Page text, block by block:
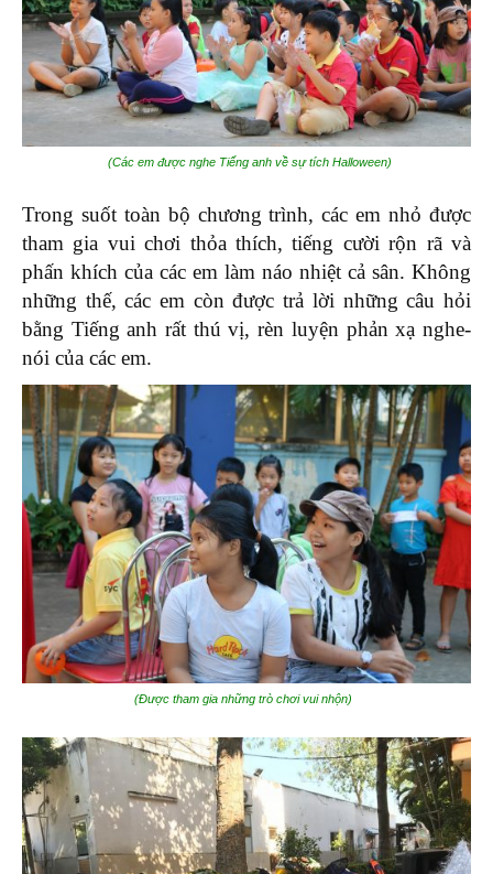
(Các em được nghe Tiếng anh về sự tích Halloween)
Trong suốt toàn bộ chương trình, các em nhỏ được
tham gia vui chơi thỏa thích, tiếng cười rộn rã và
phấn khích của các em làm náo nhiệt cả sân. Không
những thế, các em còn được trả lời những câu hỏi
bằng Tiếng anh rất thú vị, rèn luyện phản xạ nghe-
nói của các em.
(Được tham gia những trò chơi vui nhộn)